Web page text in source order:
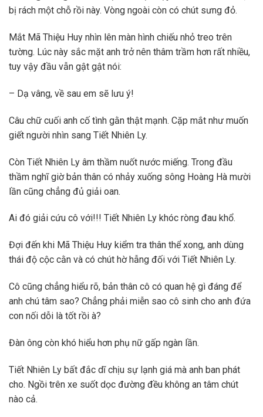
bị rách một chỗ rồi này. Vòng ngoài còn có chút sưng đỏ.
Mắt Mã Thiệu Huy nhìn lên màn hình chiếu nhỏ treo trên
tường. Lúc này sắc mặt anh trở nên thâm trầm hơn rất nhiều,
tuy vậy đầu vẫn gật gật nói:
– Dạ vâng, về sau em sẽ lưu ý!
Câu chữ cuối anh cố tình gằn thật mạnh. Cặp mắt như muốn
giết người nhìn sang Tiết Nhiên Ly.
Còn Tiết Nhiên Ly âm thầm nuốt nước miếng. Trong đầu
thầm nghĩ giờ bản thân có nhảy xuống sông Hoàng Hà mười
lần cũng chẳng đủ giải oan.
Ai đó giải cứu cô với!!! Tiết Nhiên Ly khóc ròng đau khổ.
Đợi đến khi Mã Thiệu Huy kiểm tra thân thể xong, anh dùng
thái độ cộc cằn và có chút hờ hẫng đối với Tiết Nhiên Ly.
Cô cũng chẳng hiểu rõ, bản thân cô có quan hệ gì đáng để
anh chú tâm sao? Chẳng phải miễn sao cô sinh cho anh đứa
con nối dỗi là tốt rồi à?
Đàn ông còn khó hiểu hơn phụ nữ gấp ngàn lần.
Tiết Nhiên Ly bất đắc dĩ chịu sự lạnh giá mà anh ban phát
cho. Ngồi trên xe suốt dọc đường đều không an tâm chút
nào cả.